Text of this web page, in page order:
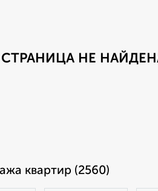
СТРАНИЦА НЕ
квартир (2560)